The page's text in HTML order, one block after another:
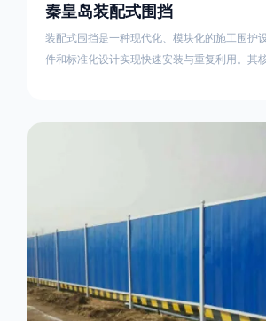
秦皇岛装配式围挡
装配式围挡是一种现代化、模块化的施工围护
件和标准化设计实现快速安装与重复利用。其
撑、横撑加强筋等部件增强整体稳定性立柱规